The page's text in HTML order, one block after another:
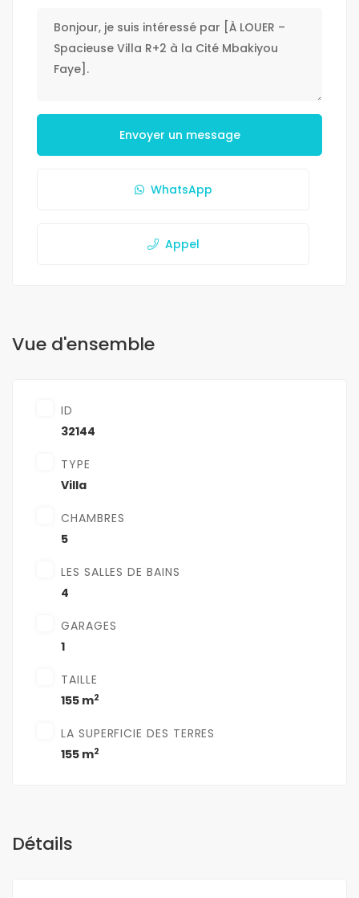
Envoyer un message
WhatsApp
Appel
Vue d'ensemble
ID
32144
TYPE
Villa
CHAMBRES
5
LES SALLES DE BAINS
4
GARAGES
1
TAILLE
155 m2
LA SUPERFICIE DES TERRES
155 m2
Détails